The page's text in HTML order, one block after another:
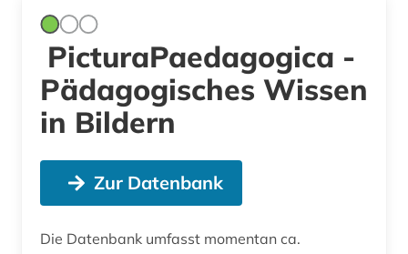
PicturaPaedagogica -
Pädagogisches Wissen
in Bildern
Zur Datenbank
Die Datenbank umfasst momentan ca.